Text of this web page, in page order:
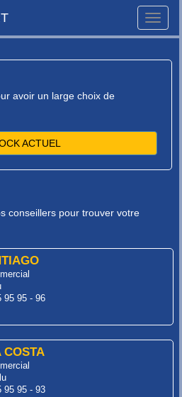
Toggle
avoir un large choix de
ACTUEL
conseillers pour trouver votre
95 95 - 96
95 95 - 93